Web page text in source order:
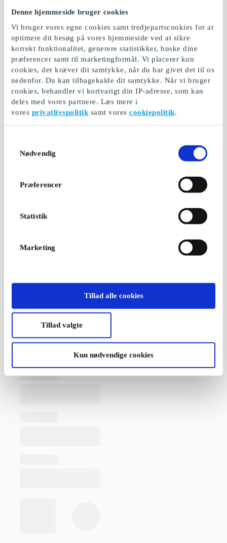
Denne hjemmeside bruger cookies
Vi bruger vores egne cookies samt tredjepartscookies for at
optimere dit besøg på vores hjemmeside ved at sikre
korrekt funktionalitet, generere statistikker, huske dine
præferencer samt til marketingformål. Vi placerer kun
cookies, der kræver dit samtykke, når du har givet det til os
nedenfor. Du kan tilbagekalde dit samtykke. Når vi bruger
cookies, behandler vi kortvarigt din IP-adresse, som kan
deles med vores partnere. Læs mere i
vores privatlivspolitik samt vorescookiepolitik.
Nødvendig
Præferencer
Statistik
Marketing
Tillad alle cookies
Tillad valgte
Kun nødvendige cookies